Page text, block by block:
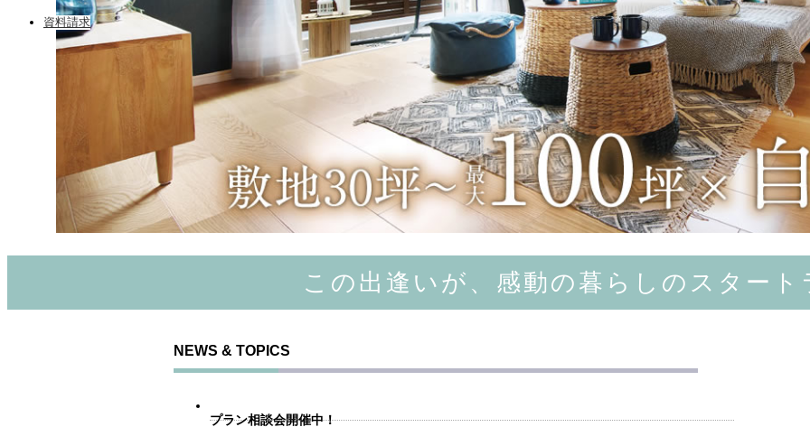
資料請求
この出逢いが、感動の暮らしのスタート
NEWS & TOPICS
プラン相談会開催中！